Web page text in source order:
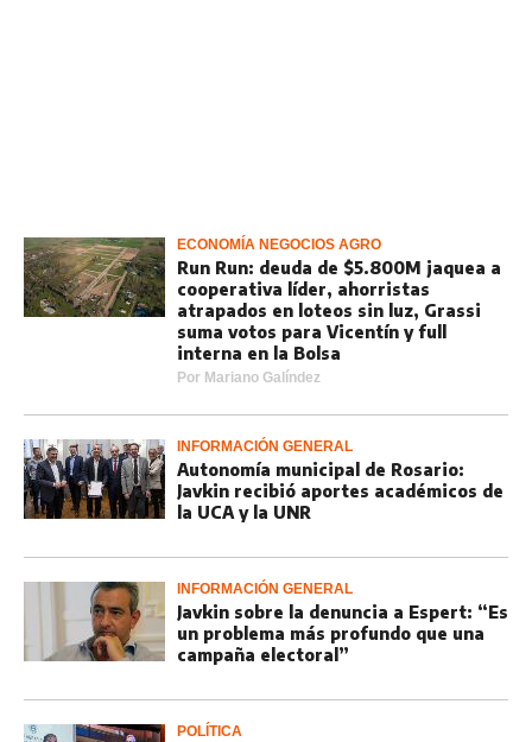
ECONOMÍA NEGOCIOS AGRO
Run Run: deuda de $5.800M jaquea a
cooperativa líder, ahorristas
atrapados en loteos sin luz, Grassi
suma votos para Vicentín y full
interna en la Bolsa
Por Mariano Galíndez
INFORMACIÓN GENERAL
Autonomía municipal de Rosario:
Javkin recibió aportes académicos de
la UCA y la UNR
INFORMACIÓN GENERAL
Javkin sobre la denuncia a Espert: “Es
un problema más profundo que una
campaña electoral”
POLÍTICA